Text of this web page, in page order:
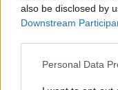
also be disclosed by
Downstream
Personal Data